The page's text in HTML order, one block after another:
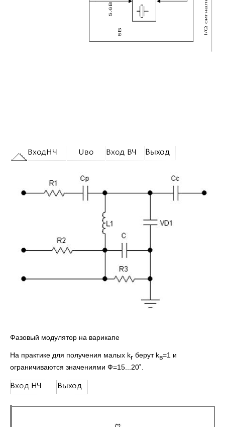
Фазовый модулятор на варикапе
На практике для получения малых kг берут kв=1 и
ограничиваются значениями Ф=15...20˚.